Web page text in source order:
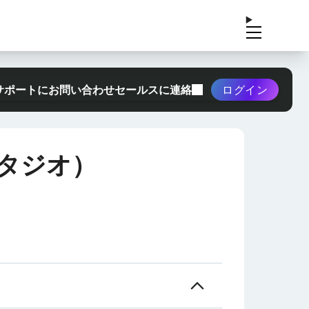
ポートにお問い合わせセールスに連絡 ログイン
ジオ）